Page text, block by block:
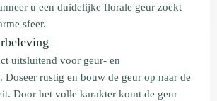
u een duidelijke florale geur zoekt
sfeer.
uitsluitend voor geur- en
Doseer rustig en bouw de geur op naar de
Door het volle karakter komt de geur